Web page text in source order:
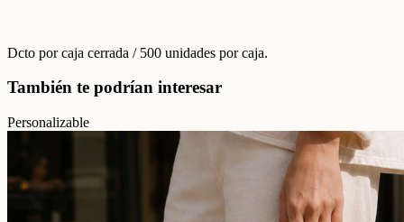
Dcto por caja cerrada / 500 unidades por caja.
También te podrían interesar
Personalizable